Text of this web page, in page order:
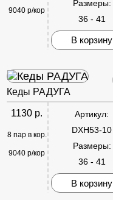
9040 р/кор
Размеры:
36 - 41
В корзину
Кеды РАДУГА
1130 р.
8 пар в кор.
9040 р/кор
Артикул:
DXH53-10
Размеры:
36 - 41
В корзину